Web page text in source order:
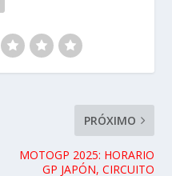
PRÓXIMO
MOTOGP 2025: HORARIO
GP JAPÓN, CIRCUITO